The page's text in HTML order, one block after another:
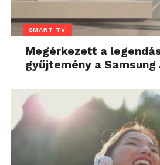
SMART-TV
Megérkezett a
gyűjtemény a